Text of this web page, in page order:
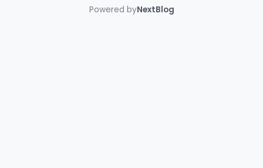
Powered byNextBlog